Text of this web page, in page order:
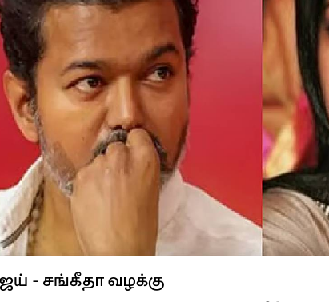
- சங்கீதா வழக்கு